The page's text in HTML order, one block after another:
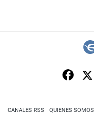
CANALES RSS QUIENES SOMOS